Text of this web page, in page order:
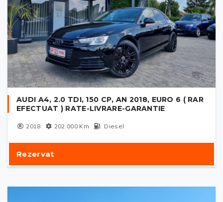
AUDI A4, 2.0 TDI, 150 CP, AN 2018, EURO 6 ( RAR
EFECTUAT ) RATE-LIVRARE-GARANTIE
2018 202 000Km Diesel
Rezervat